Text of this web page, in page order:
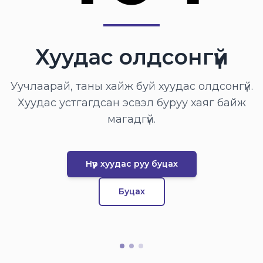
Хуудас олдсонгүй
Уучлаарай, таны хайж буй хуудас олдсонгүй.
Хуудас устгагдсан эсвэл буруу хаяг байж
магадгүй.
Нүүр хуудас руу буцах
Буцах